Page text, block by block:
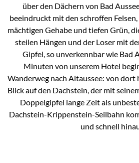
über den Dächern von Bad
beeindruckt mit den schroffen
mächtigen Gehabe und tiefen Grün,
steilen Hängen und der Loser mit
Gipfel, so unverkennbar wie Bad
Minuten von unserem Hotel
Wanderweg nach Altaussee: von dort
Blick auf den Dachstein, der mit
Doppelgipfel lange Zeit als
Dachstein-Krippenstein-Seilbahn
und schnell